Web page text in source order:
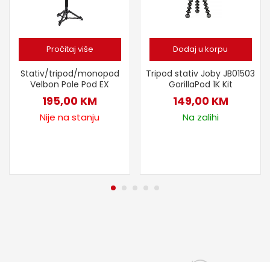
Pročitaj više
Stativ/tripod/monopod
Velbon Pole Pod EX
195,00 KM
Nije na stanju
Dodaj u korpu
Tripod stativ Joby JB01503
GorillaPod 1K Kit
149,00 KM
Na zalihi